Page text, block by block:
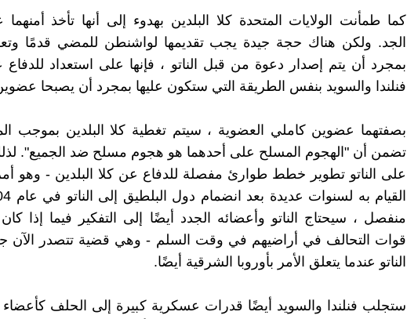
كما طمأنت الولايات المتحدة كلا البلدين بهدوء إلى أنها تأخذ
الجد. ولكن هناك حجة جيدة يجب تقديمها لواشنطن للمضي قدمًا
بمجرد أن يتم إصدار دعوة من قبل الناتو ، فإنها على استعداد
فنلندا والسويد بنفس الطريقة التي ستكون عليها بمجرد أن يصبحا
تضمن أن "الهجوم المسلح على أحدهما هو هجوم مسلح ضد الجميع".
على الناتو تطوير خطط طوارئ مفصلة للدفاع عن كلا البلدين - وهو
منفصل ، سيحتاج الناتو وأعضائه الجدد أيضًا إلى التفكير فيما إذا
قوات التحالف في أراضيهم في وقت السلم - وهي قضية تتصدر الآن
الناتو عندما يتعلق الأمر بأوروبا الشرقية أيضًا.
ستجلب فنلندا والسويد أيضًا قدرات عسكرية كبيرة إلى الحلف